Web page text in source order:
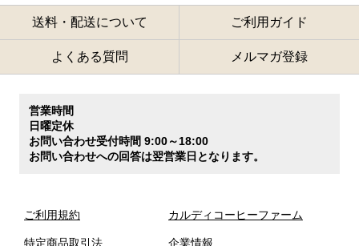
送料・配送について ご利用ガイド
よくある質問 メルマガ登録
営業時間
日曜定休
お問い合わせ受付時間 9:00～18:00
お問い合わせへの回答は翌営業日となります。
ご利用規約
特定商品取引法
カルディコーヒーファーム
企業情報